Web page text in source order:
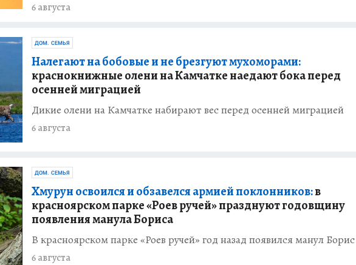
6 августа
ДОМ. СЕМЬЯ
Налегают на бобовые и не брезгуют мухоморами:
краснокнижные олени на Камчатке наедают бока перед
осенней миграцией
Дикие олени на Камчатке набирают вес перед осенней миграцией
6 августа
ДОМ. СЕМЬЯ
Хмурун освоился и обзавелся армией поклонников:в
красноярском парке «Роев ручей» празднуют годовщину
появления манула Бориса
В красноярском парке «Роев ручей» год назад появился манул Борис
6 августа